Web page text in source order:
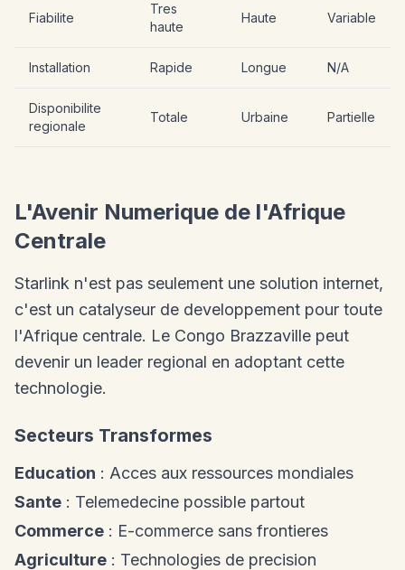
Fiabilite
Tres
haute
Haute Variable
Installation Rapide Longue N/A
Disponibilite
regionale
Totale Urbaine Partielle
L'Avenir Numerique de l'Afrique
Centrale
Starlink n'est pas seulement une solution internet,
c'est un catalyseur de developpement pour toute
l'Afrique centrale. Le Congo Brazzaville peut
devenir un leader regional en adoptant cette
technologie.
Secteurs Transformes
Education : Acces aux ressources mondiales
Sante : Telemedecine possible partout
Commerce : E-commerce sans frontieres
Agriculture : Technologies de precision